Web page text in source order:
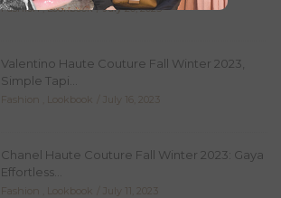
Fashion,Lookbook July 20, 2023
Valentino Haute Couture Fall Winter 2023,
Simple Tapi...
Fashion Lookbook July 16, 2023
Chanel Haute Couture Fall Winter 2023: Gaya
Effortless...
Fashion Lookbook July 11, 2023